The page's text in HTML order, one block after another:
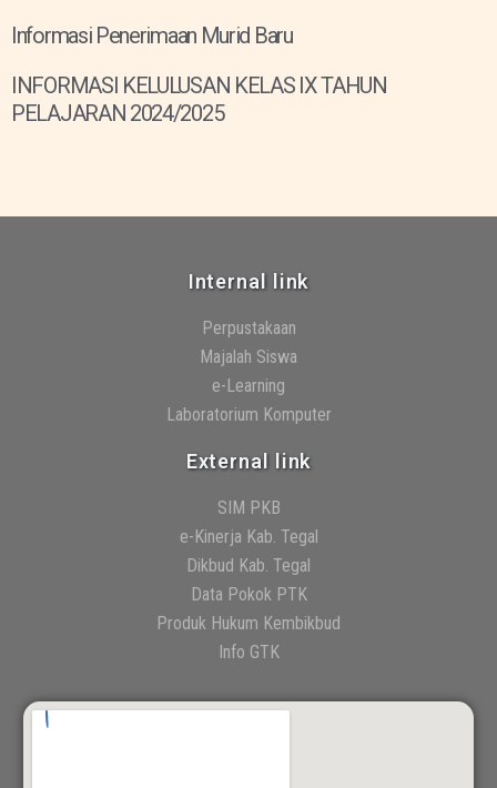
Informasi Penerimaan Murid Baru
INFORMASI KELULUSAN KELAS IX TAHUN
PELAJARAN 2024/2025
Internal link
Perpustakaan
Majalah Siswa
e-Learning
Laboratorium Komputer
External link
SIM PKB
e-Kinerja Kab. Tegal
Dikbud Kab. Tegal
Data Pokok PTK
Produk Hukum Kembikbud
Info GTK